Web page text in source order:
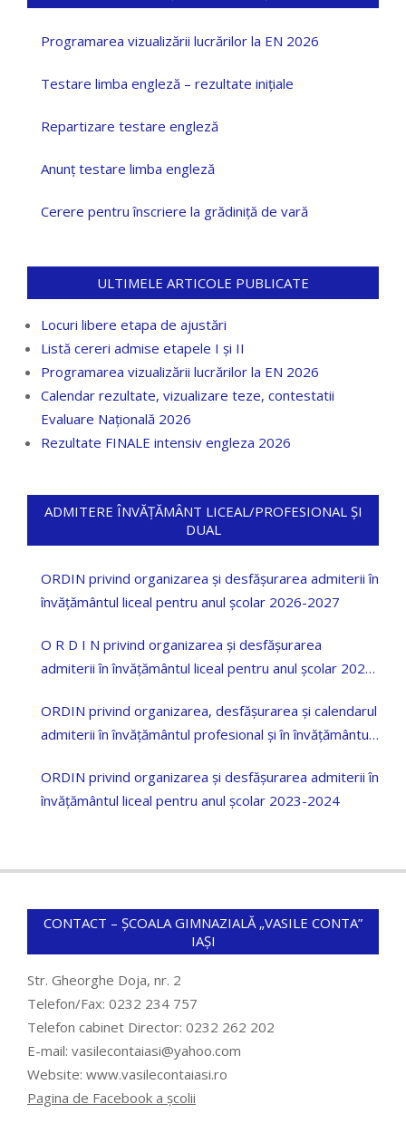
Programarea vizualizării lucrărilor la EN 2026
Testare limba engleză – rezultate inițiale
Repartizare testare engleză
Anunț testare limba engleză
Cerere pentru înscriere la grădiniță de vară
ULTIMELE ARTICOLE PUBLICATE
Locuri libere etapa de ajustări
Listă cereri admise etapele I și II
Programarea vizualizării lucrărilor la EN 2026
Calendar rezultate, vizualizare teze, contestatii
Evaluare Națională 2026
Rezultate FINALE intensiv engleza 2026
ADMITERE ÎNVĂȚĂMÂNT LICEAL/PROFESIONAL ȘI
DUAL
ORDIN privind organizarea și desfășurarea admiterii în
învățământul liceal pentru anul școlar 2026-2027
O R D I N privind organizarea și desfășurarea
admiterii în învățământul liceal pentru anul școlar 2025
ORDIN privind organizarea, desfășurarea și calendarul
admiterii în învățământul profesional și în învățământul
ORDIN privind organizarea și desfășurarea admiterii în
învățământul liceal pentru anul școlar 2023-2024
CONTACT – ȘCOALA GIMNAZIALĂ „VASILE CONTA”
IAȘI
Str. Gheorghe Doja, nr. 2
Telefon/Fax: 0232 234 757
Telefon cabinet Director: 0232 262 202
E-mail: vasilecontaiasi@yahoo.com
Website: www.vasilecontaiasi.ro
Pagina de Facebook a școlii